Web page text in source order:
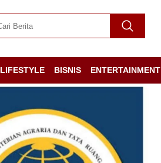
LIFESTYLE BISNIS ENTERTAINMENT